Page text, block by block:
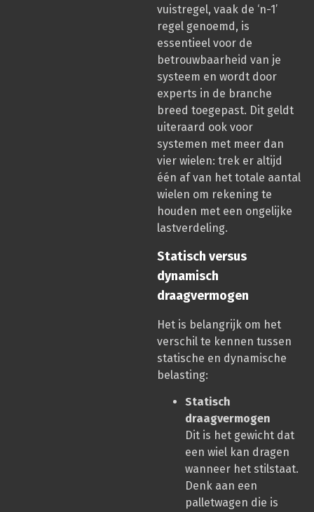
vuistregel, vaak de ‘n-1’
regel genoemd, is
essentieel voor de
betrouwbaarheid van je
systeem en wordt door
experts in de branche
breed toegepast. Dit geldt
uiteraard ook voor
systemen met meer dan
vier wielen: trek er altijd
één af van het totale aantal
wielen om rekening te
houden met een ongelijke
lastverdeling.
Statisch versus
dynamisch
draagvermogen
Het is belangrijk om het
verschil te kennen tussen
statische en dynamische
belasting:
Statisch
draagvermogen
Dit is het gewicht dat
een wiel kan dragen
wanneer het stilstaat.
Denk aan een
palletwagen die is